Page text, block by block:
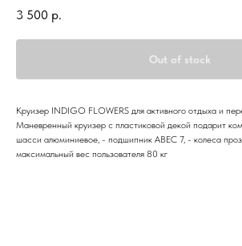
3 500 р.
Out of stock
Круизер INDIGO FLOWERS для активного отдыха и
Маневренный круизер с пластиковой декой подарит
шасси алюминиевое, - подшипник ABEC 7, - колеса
максимальный вес пользователя 80 кг